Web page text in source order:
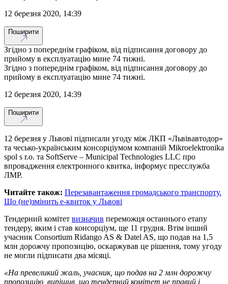
12 березня 2020, 14:39
Поширити
Згідно з попереднім графіком, від підписання договору до
прийому в експлуатацію мине 74 тижні.
Згідно з попереднім графіком, від підписання договору до
прийому в експлуатацію мине 74 тижні.
12 березня 2020, 14:39
Поширити
12 березня у Львові підписали угоду між ЛКП «Львівавтодор»
та чесько-українським консорціумом компаній Mikroelektronika
spol s r.o. та SoftServe – Municipal Technologies LLC про
впровадження електронного квитка, інформує пресслужба
ЛМР.
Читайте також: Перезавантаження громадського транспорту.
Що (не)змінить е-квиток у Львові
Тендерний комітет визначив переможця останнього етапу
тендеру, яким і став консорціум, ще 11 грудня. Втім інший
учасник Consortium Ridango AS & Datel AS, що подав на 1,5
млн дорожчу пропозицію, оскаржував це рішення, тому угоду
не могли підписати два місяці.
«На превеликий жаль, учасник, що подав на 2 млн дорожчу
пропозицію, вирішив, що тендерний комітет не правий і